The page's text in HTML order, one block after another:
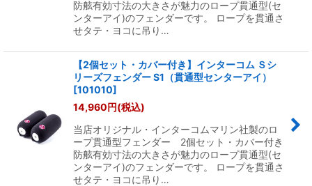
防舷有効寸法の大きさが魅力のロープ貫通型(セ
ンターアイ)のフェンダーです。 ロープを貫通さ
せタテ・ヨコに吊り…
【2個セット・カバー付き】インターコム Ｓシ
リーズフェンダー S1（貫通型センターアイ）
[101010]
14,960円(税込)
当店オリジナル・インターコムマリン社製のロ
ープ貫通型フェンダー 2個セット・カバー付き
防舷有効寸法の大きさが魅力のロープ貫通型(セ
ンターアイ)のフェンダーです。 ロープを貫通さ
せタテ・ヨコに吊り…